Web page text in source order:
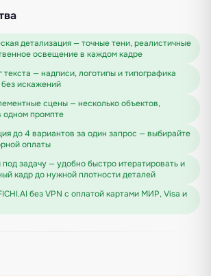
детализация — точные тени, реалистичные
освещение в каждом кадре
текста — надписи, логотипы и типографика
искажений
сцены — несколько объектов,
одном промпте
до 4 вариантов за один запрос — выбирайте
оплаты
под задачу — удобно быстро итератировать и
кадр до нужной плотности деталей
без VPN с оплатой картами МИР, Visa и